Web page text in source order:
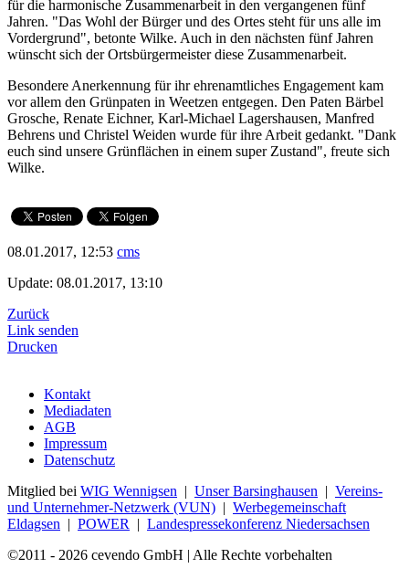
für die harmonische Zusammenarbeit in den vergangenen fünf
Jahren. "Das Wohl der Bürger und des Ortes steht für uns alle im
Vordergrund", betonte Wilke. Auch in den nächsten fünf Jahren
wünscht sich der Ortsbürgermeister diese Zusammenarbeit.
Besondere Anerkennung für ihr ehrenamtliches Engagement kam
vor allem den Grünpaten in Weetzen entgegen. Den Paten Bärbel
Grosche, Renate Eichner, Karl-Michael Lagershausen, Manfred
Behrens und Christel Weiden wurde für ihre Arbeit gedankt. "Dank
euch sind unsere Grünflächen in einem super Zustand", freute sich
Wilke.
08.01.2017, 12:53 cms
Update: 08.01.2017, 13:10
Zurück
Link senden
Drucken
Kontakt
Mediadaten
AGB
Impressum
Datenschutz
Mitglied bei WIG Wennigsen | Unser Barsinghausen | Vereins-
und Unternehmer-Netzwerk (VUN) | Werbegemeinschaft
Eldagsen | POWER | Landespressekonferenz Niedersachsen
©2011 - 2026 cevendo GmbH | Alle Rechte vorbehalten